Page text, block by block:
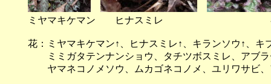
ミヤマキケマン ヒナスミレ キ
花：ミヤマキケマン↑、ヒナスミレ↑、キランソウ↑、キ
ミミガタテンナンショウ、タチツボスミレ、アブラ
ヤマネコノメソウ、ムカゴネコノメ、ユリワサビ、